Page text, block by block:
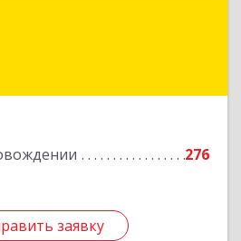
276
заявку
обл, Дзержинск г,
заявку